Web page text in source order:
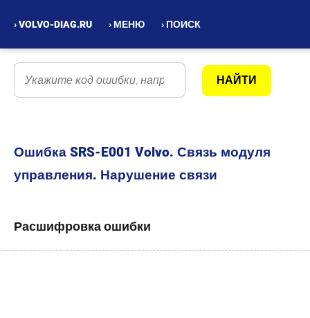
› VOLVO-DIAG.RU › МЕНЮ › ПОИСК
Ошибка SRS-E001 Volvo. Связь модуля
управления. Нарушение связи
Расшифровка ошибки